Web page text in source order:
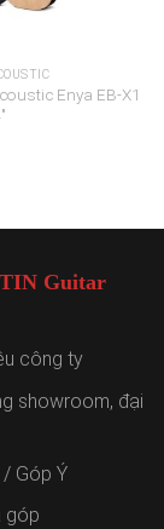
Enya EB-X1
Guitar
công ty
showroom, đại
/ Góp Ý
góp